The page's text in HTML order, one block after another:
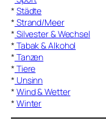
* Städte
* Strand/Meer
* Silvester & Wechsel
* Tabak & Alkohol
* Tanzen
* Tiere
* Unsinn
* Wind & Wetter
* Winter